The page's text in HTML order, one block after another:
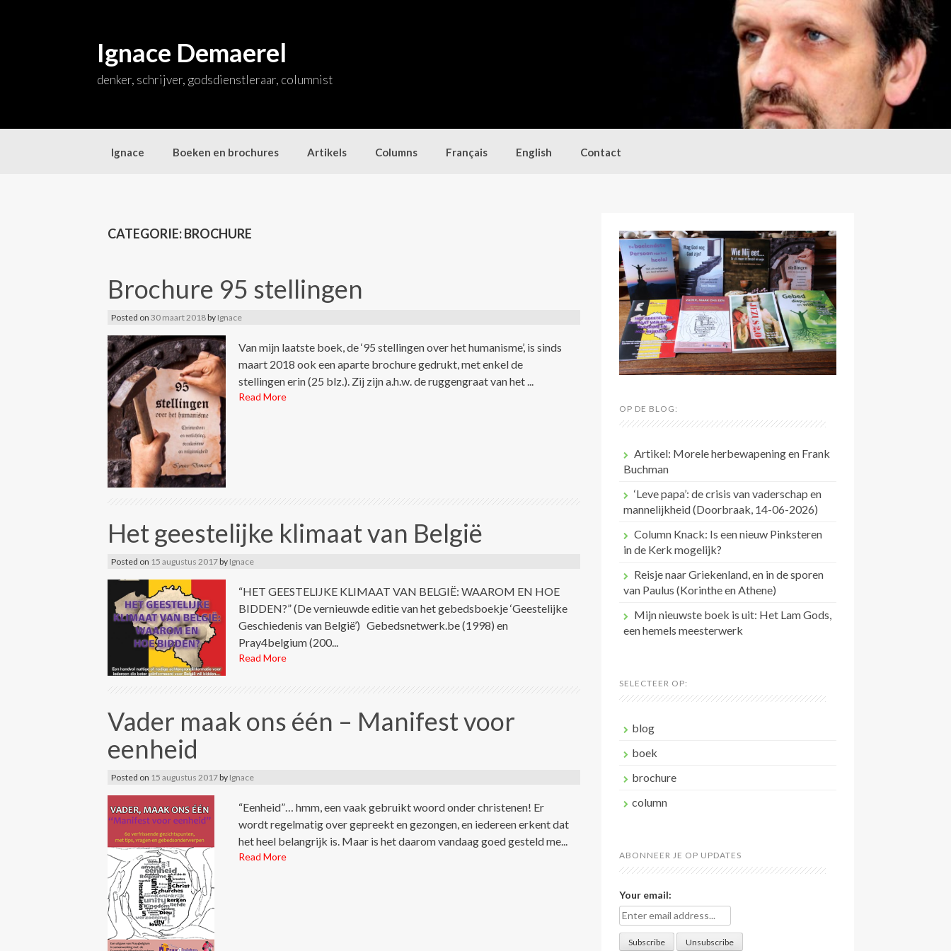
Ignace Demaerel
denker, schrijver, godsdienstleraar, columnist
Ignace Boeken en brochures Artikels Columns Français English Contact
CATEGORIE:BROCHURE
Brochure 95 stellingen
Posted on 30 maart 2018by Ignace
Van mijn laatste boek, de ‘95 stellingen over het humanisme’, is sinds
maart 2018 ook een aparte brochure gedrukt, met enkel de
stellingen erin (25 blz.). Zij zijn a.h.w. de ruggengraat van het ...
Read More
Het geestelijke klimaat van België
Posted on 15 augustus 2017by Ignace
“HET GEESTELIJKE KLIMAAT VAN BELGIË: WAAROM EN HOE
BIDDEN?” (De vernieuwde editie van het gebedsboekje ‘Geestelijke
Geschiedenis van België’) Gebedsnetwerk.be (1998) en
Pray4belgium (200...
Read More
Vader maak ons één – Manifest voor
eenheid
Posted on 15 augustus 2017by Ignace
“Eenheid”… hmm, een vaak gebruikt woord onder christenen! Er
wordt regelmatig over gepreekt en gezongen, en iedereen erkent dat
het heel belangrijk is. Maar is het daarom vandaag goed gesteld me...
Read More
OP DE BLOG:
Artikel: Morele herbewapening en Frank
Buchman
‘Leve papa’: de crisis van vaderschap en
mannelijkheid (Doorbraak, 14-06-2026)
Column Knack: Is een nieuw Pinksteren
in de Kerk mogelijk?
Reisje naar Griekenland, en in de sporen
van Paulus (Korinthe en Athene)
Mijn nieuwste boek is uit: Het Lam Gods,
een hemels meesterwerk
SELECTEER OP:
blog
boek
brochure
column
ABONNEER JE OP UPDATES
Your email: